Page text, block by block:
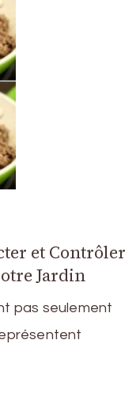
et Contrôler
Jardin
pas seulement